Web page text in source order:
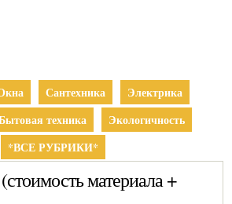
Сантехника
Электрика
техника
Экологичность
*ВСЕ РУБРИКИ*
материала +